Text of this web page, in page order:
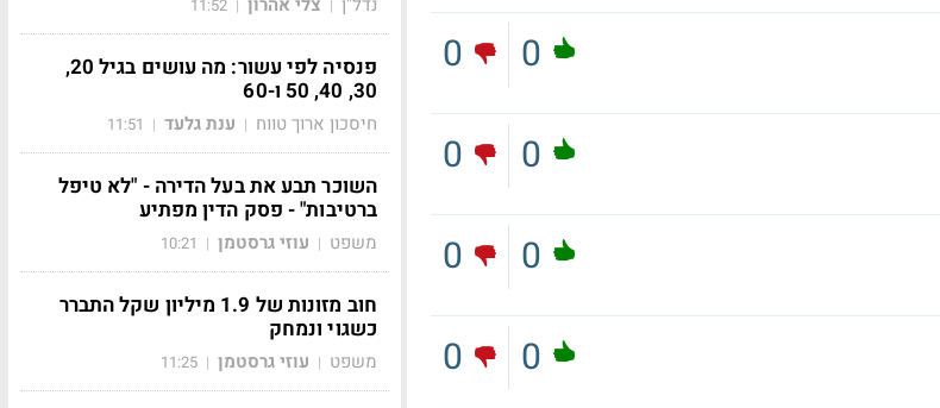
0
0
0
0
0
0
0
0
|
|
11:52
פנסיה לפי עשור: מה עושים בגיל 20,
30, 40, 50 ו-60
חיסכון ארוך טווח | ענת גלעד |
11:51
השוכר תבע את בעל הדירה - "לא טיפל
ברטיבות" - פסק הדין מפתיע
משפט | עוזי גרסטמן |
10:21
חוב מזונות של 1.9 מיליון שקל התברר
כשגוי ונמחק
משפט | עוזי גרסטמן |
11:25